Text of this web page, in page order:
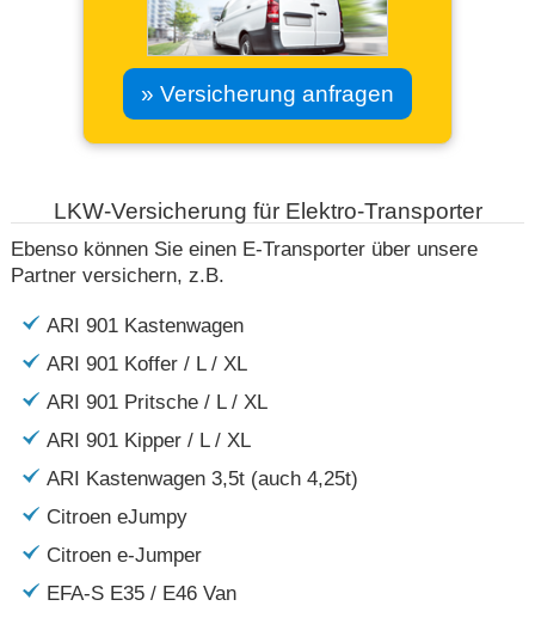
» Versicherung anfragen
LKW-Versicherung für Elektro-Transporter
Ebenso können Sie einen E-Transporter über unsere
Partner versichern, z.B.
ARI 901 Kastenwagen
ARI 901 Koffer / L / XL
ARI 901 Pritsche / L / XL
ARI 901 Kipper / L / XL
ARI Kastenwagen 3,5t (auch 4,25t)
Citroen eJumpy
Citroen e-Jumper
EFA-S E35 / E46 Van